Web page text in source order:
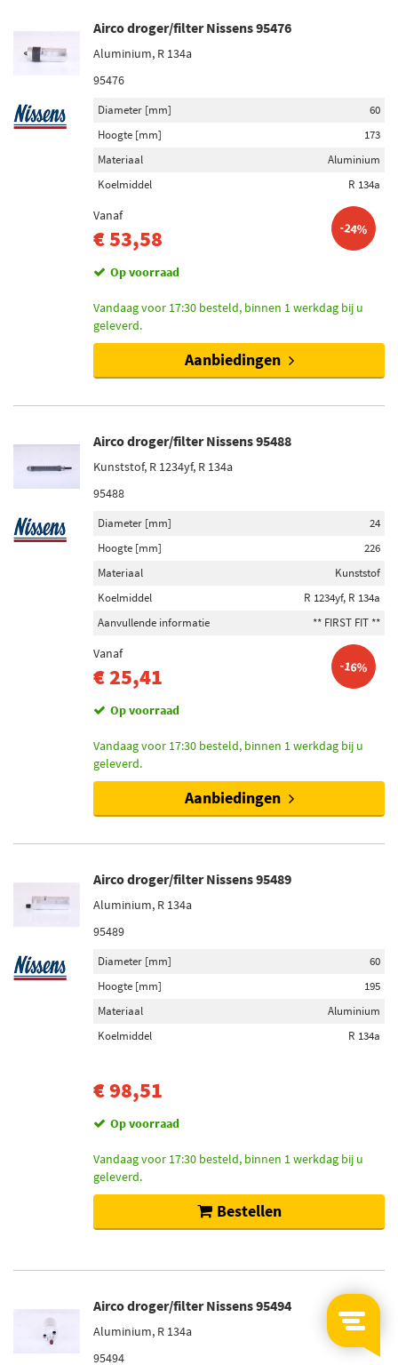
Airco droger/filter Nissens 95476
Aluminium, R 134a
95476
Diameter [mm]
60
Hoogte [mm]
173
Materiaal
Aluminium
Koelmiddel
R 134a
Vanaf
€ 53,58 -24%
Op voorraad
Vandaag voor 17:30 besteld, binnen 1 werkdag bij u
geleverd.
Aanbiedingen
Airco droger/filter Nissens 95488
Kunststof, R 1234yf, R 134a
95488
Diameter [mm]
24
Hoogte [mm]
226
Materiaal
Kunststof
Koelmiddel
R 1234yf, R 134a
Aanvullende informatie
** FIRST FIT **
Vanaf
€ 25,41 -16%
Op voorraad
Vandaag voor 17:30 besteld, binnen 1 werkdag bij u
geleverd.
Aanbiedingen
Airco droger/filter Nissens 95489
Aluminium, R 134a
95489
Diameter [mm]
60
Hoogte [mm]
195
Materiaal
Aluminium
Koelmiddel
R 134a
€ 98,51
Op voorraad
Vandaag voor 17:30 besteld, binnen 1 werkdag bij u
geleverd.
Bestellen
Airco droger/filter Nissens 95494
Aluminium, R 134a
95494